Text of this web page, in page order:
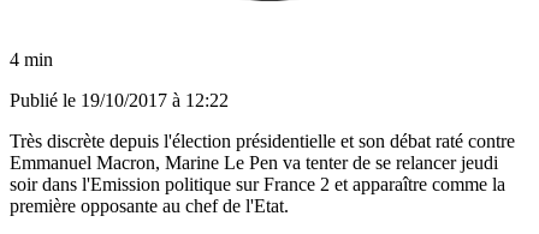
4 min
Publié le 19/10/2017 à 12:22
Très discrète depuis l'élection présidentielle et son débat raté contre
Emmanuel Macron, Marine Le Pen va tenter de se relancer jeudi
soir dans l'Emission politique sur France 2 et apparaître comme la
première opposante au chef de l'Etat.